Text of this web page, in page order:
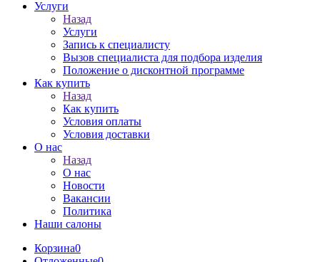
Услуги
Назад
Услуги
Запись к специалисту
Вызов специалиста для подбора изделия
Положение о дисконтной программе
Как купить
Назад
Как купить
Условия оплаты
Условия доставки
О нас
Назад
О нас
Новости
Вакансии
Политика
Наши салоны
Корзина0